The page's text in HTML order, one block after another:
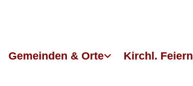
Gemeinden & Orte Kirchl. Feiern